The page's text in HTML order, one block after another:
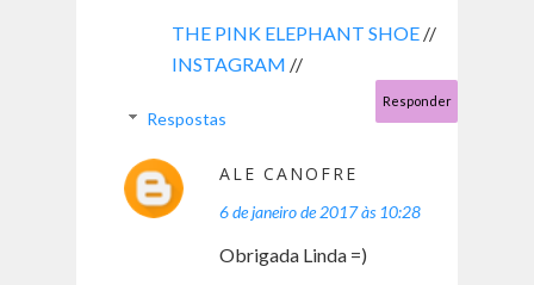
THE PINK ELEPHANT SHOE //
INSTAGRAM //
Responder
Respostas
ALE CANOFRE
6 de janeiro de 2017 às 10:28
Obrigada Linda =)